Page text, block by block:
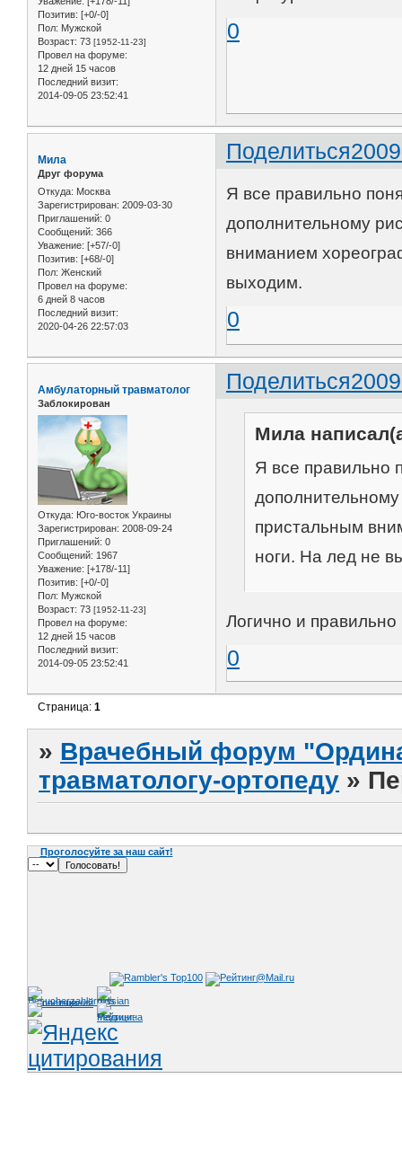
Позитив: [+0/-0]
Пол: Мужской
Возраст: 73 [1952-11-23]
Провел на форуме:
12 дней 15 часов
Последний визит:
2014-09-05 23:52:41
0
Поделиться
Мила
Друг форума
Откуда: Москва
Зарегистрирован: 2009-03-30
Приглашений: 0
Сообщений: 366
Уважение: [+57/-0]
Позитив: [+68/-0]
Пол: Женский
Провел на форуме:
6 дней 8 часов
Последний визит:
2020-04-26 22:57:03
Я все правильно
дополнительному
вниманием
выходим.
0
Поделиться
Амбулаторный травматолог
Заблокирован
Откуда: Юго-восток Украины
Зарегистрирован: 2008-09-24
Приглашений: 0
Сообщений: 1967
Уважение: [+178/-11]
Позитив: [+0/-0]
Пол: Мужской
Возраст: 73 [1952-11-23]
Провел на форуме:
12 дней 15 часов
Последний визит:
2014-09-05 23:52:41
Мила
Я все правильно
пристальным
ноги. На лед не
Логично и
0
Страница:1
» Врачебный форум
травматологу-ортопеду »
Проголосуйте за наш сайт!